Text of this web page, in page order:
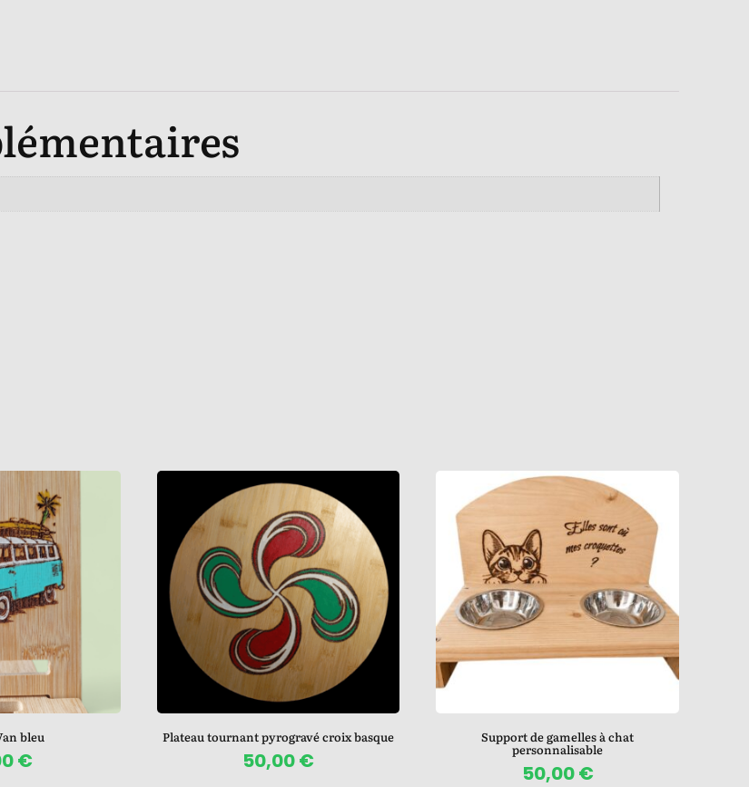
bleu
€
Plateau tournant pyrogravé croix basque
50,00€
Support de gamelles à chat
personnalisable
50,00€